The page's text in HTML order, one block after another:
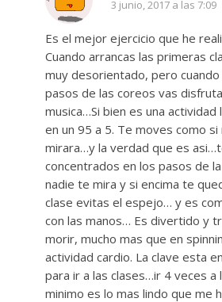
3 junio, 2017 a las 7:09
Es el mejor ejercicio que he
Cuando arrancas las primeras
muy desorientado, pero cuando
pasos de las coreos vas
musica…Si bien es una actividad
en un 95 a 5. Te moves como si
mirara…y la verdad que es
concentrados en los pasos de
nadie te mira y si encima te
clase evitas el espejo… y es
con las manos… Es divertido y
morir, mucho mas que en
actividad cardio. La clave esta
para ir a las clases…ir 4 veces a
minimo es lo mas lindo que me